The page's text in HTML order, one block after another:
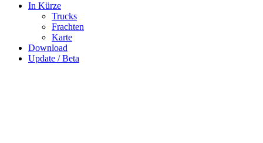
In Kürze
Trucks
Frachten
Karte
Download
Update / Beta